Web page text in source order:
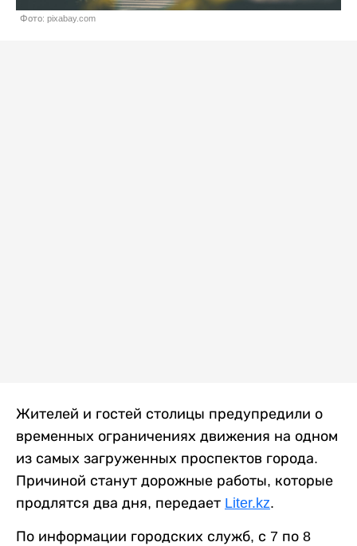
Фото: pixabay.com
Жителей и гостей столицы предупредили о
временных ограничениях движения на одном
из самых загруженных проспектов города.
Причиной станут дорожные работы, которые
продлятся два дня, передает Liter.kz.
По информации городских служб, с 7 по 8